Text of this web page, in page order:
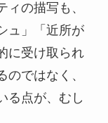
の描写も、
ュ」「近所が
に受け取られ
ではなく、
る点が、むし